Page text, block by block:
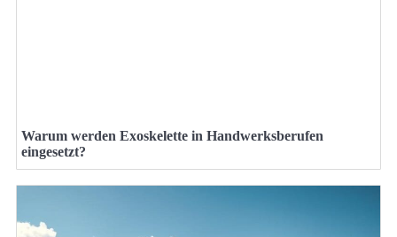
Warum werden Exoskelette in Handwerksberufen
eingesetzt?